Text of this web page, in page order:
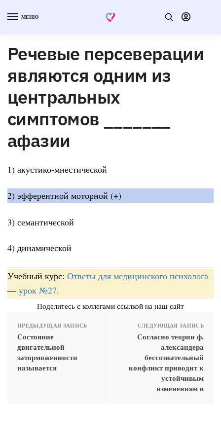
МЕНЮ
Речевые персеверации
являются одним из
центральных
симптомов _______
афазии
1) акустико-мнестической
2) эфферентной моторной (+)
3) семантической
4) динамической
Учебный курс: Ответы для медицинского психолога
— урок №27.
Поделитесь с коллегами ссылкой на наш сайт
ПРЕДЫДУЩАЯ ЗАПИСЬ
Состояние
двигательной
заторможенности
называется
СЛЕДУЮЩАЯ ЗАПИСЬ
Согласно теории ф.
александера
бессознательный
конфликт приводит к
устойчивым
изменениям в